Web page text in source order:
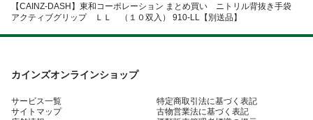
【CAINZ-DASH】東和コーポレーション まとめ買い ニトリル背抜き手袋
アクティブグリップ ＬＬ （１０双入） 910-LL【別送品】
カインズオンラインショップ
サービス一覧
サイトマップ
特定商取引法に基づく表記
古物営業法に基づく表記